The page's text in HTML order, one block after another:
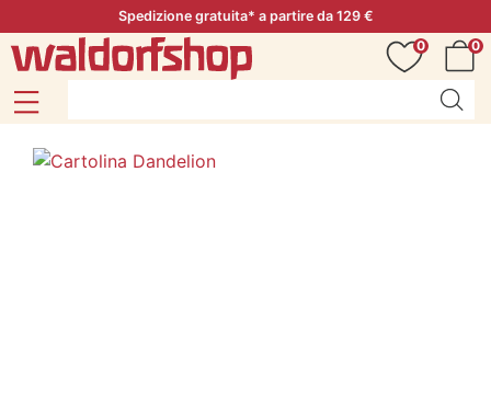
Spedizione gratuita* a partire da 129 €
0
0